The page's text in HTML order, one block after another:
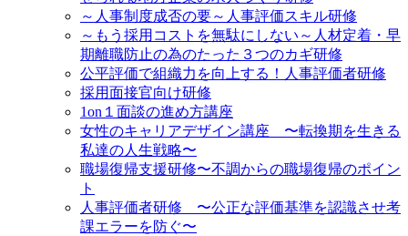
～人事制度成否の要～人事評価スキル研修
～もう採用コストを無駄にしない～人材定着・早
期離職防止の為のたった３つのカギ研修
公平評価で組織力を向上する！人事評価者研修
採用面接官向け研修
1on１面談の進め方講座
女性のキャリアデザイン講座 〜転換期を生きる
私達の人生戦略〜
職場復帰支援研修〜不調からの職場復帰のポイン
ト
人事評価者研修 〜公正な評価基準を認識させ考
課エラーを防ぐ〜